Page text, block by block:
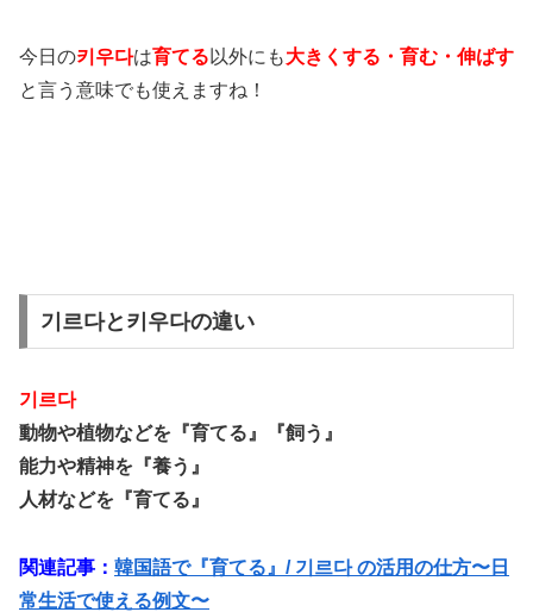
今日の키우다は育てる 以外にも大きくする・育む・伸ばす
と言う意味でも使えますね！
기르다と키우다の違い
기르다
動物や植物などを『育てる』『飼う』
能力や精神を『養う』
人材などを『育てる』
関連記事： 韓国語で『育てる』/ 기르다 の活用の仕方〜日
常生活で使える例文〜